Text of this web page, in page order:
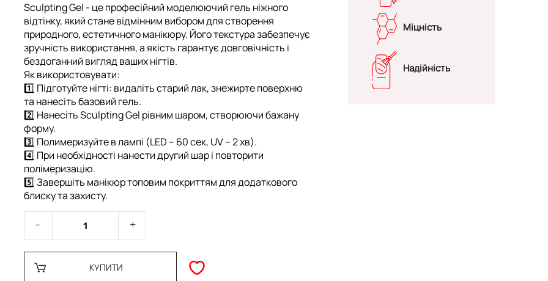
Sculpting Gel - це професійний моделюючий гель ніжного
відтінку, який стане відмінним вибором для створення
природного, естетичного манікюру. Його текстура забезпечує
зручність використання, а якість гарантує довговічність і
бездоганний вигляд ваших нігтів.
Як використовувати:
1️⃣ Підготуйте нігті: видаліть старий лак, знежирте поверхню
та нанесіть базовий гель.
2️⃣ Нанесіть Sculpting Gel рівним шаром, створюючи бажану
форму.
3️⃣ Полимеризуйте в лампі (LED – 60 сек, UV – 2 хв).
4️⃣ При необхідності нанести другий шар і повторити
полімеризацію.
5️⃣ Завершіть манікюр топовим покриттям для додаткового
блиску та захисту.
КУПИТИ
Міцність
Надійність